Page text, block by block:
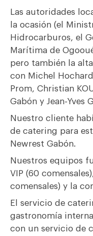
Las autoridades
la ocasión (el
Hidrocarburos, el
Marítima de
pero también la
con Michel
Prom, Christian
Gabón y Jean-Yves
Nuestro cliente
de catering para
Newrest Gabón.
Nuestros equipos
VIP (60
comensales) y la
El servicio de
gastronomía
con un servicio de